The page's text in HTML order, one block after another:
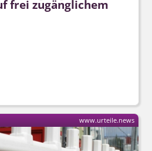
frei zugänglichem
www.urteile.news